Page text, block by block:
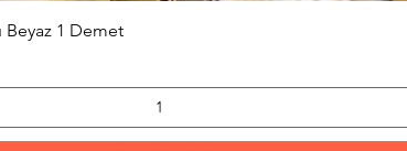
1 Demet